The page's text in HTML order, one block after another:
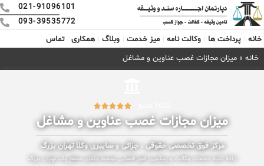
021-91096101
093-39535772
خانه
پرداخت ها وکالت نامه میز خدمت وبلاگ همکاری
تماس
خانه » میزان مجازات غصب عناوین و مشاغل





میزان مجازات غصب عناوین و مشاغل
مرکز فوق تخصصی حقوقی ، جزائی و سایبری وکلا تهران بزرگ
ارائه کلیه خدمات وکالت و پیگیری امور قضایی توسط وکلای سطح یک تهران بزرگ